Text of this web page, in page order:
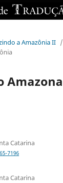
a Amazônia II /
Catarina
7196
Catarina